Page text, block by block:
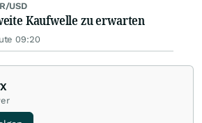
USD
Kaufwelle zu erwarten
09:20